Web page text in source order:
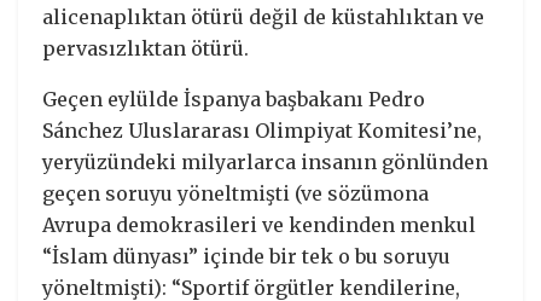
alicenaplıktan ötürü değil de küstahlıktan ve
pervasızlıktan ötürü.
Geçen eylülde İspanya başbakanı Pedro
Sánchez Uluslararası Olimpiyat Komitesi’ne,
yeryüzündeki milyarlarca insanın gönlünden
geçen soruyu yöneltmişti (ve sözümona
Avrupa demokrasileri ve kendinden menkul
“İslam dünyası” içinde bir tek o bu soruyu
yöneltmişti): “Sportif örgütler kendilerine,